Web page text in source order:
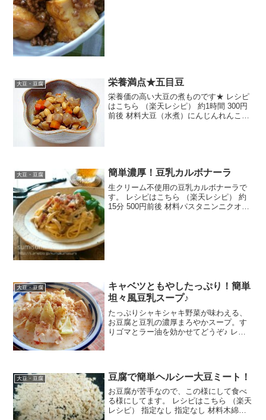
大豆・豆腐 栄養満点★五目豆
栄養価の高い大豆の煮ものです★ レシピ
はこちら （楽天レシピ） 約1時間 300円
前後 材料大豆（水煮）にんじんれんこん
大豆・豆腐 簡単濃厚！豆乳カルボナーラ
生クリーム不使用の豆乳カルボナーラで
す。 レシピはこちら （楽天レシピ） 約
15分 500円前後 材料パスタニンニクオリ
大豆・豆腐
キャベツともやしたっぷり！簡単
坦々風豆乳スープ♪
たっぷりシャキシャキ野菜が味わえる、
お豆腐と豆乳の濃厚まろやかスープ。す
りゴマとラー油を効かせてどうぞ♪ レシ
大豆・豆腐 豆腐で簡単ヘルシー大豆ミート！
お豆腐が苦手なので、この様にして食べ
る様にしてます。 レシピはこちら （楽天
レシピ） 指定なし 指定なし 材料木綿豆